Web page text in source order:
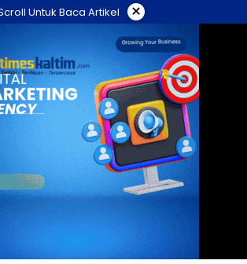
Untuk Baca Artikel ×